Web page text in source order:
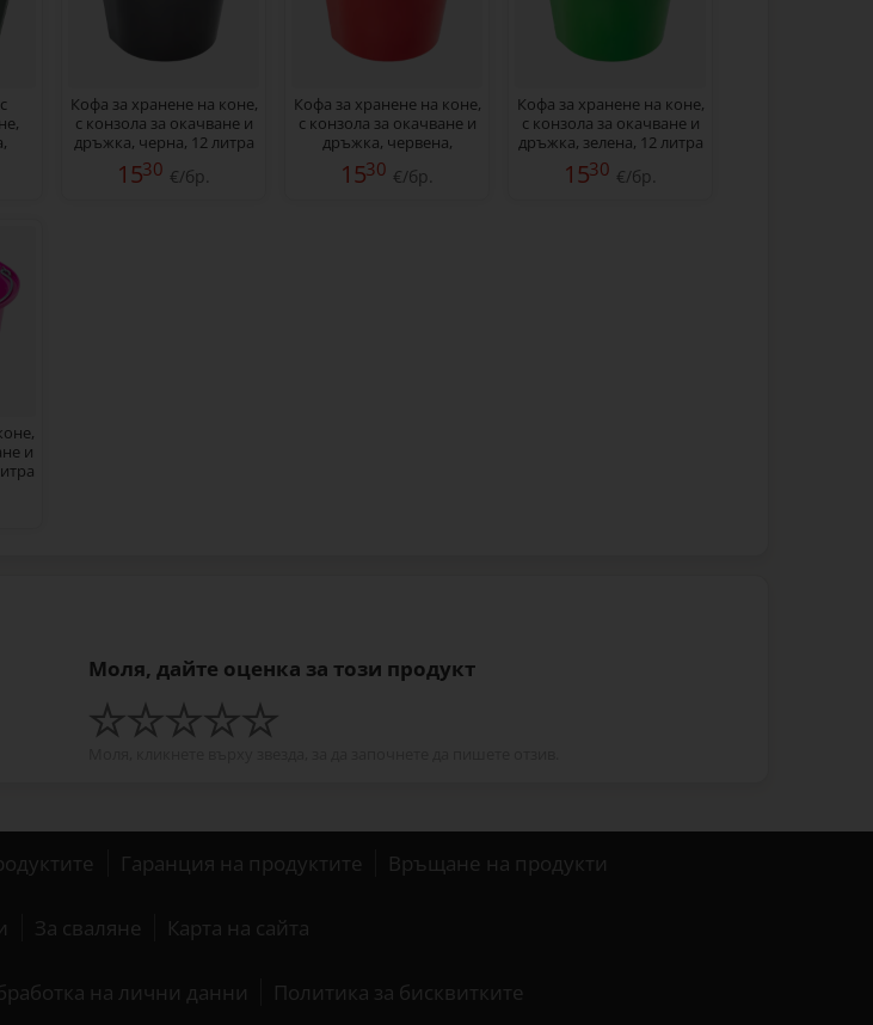
Кофа за хранене на коне,
с конзола за окачване и
дръжка, черна, 12 литра
1530 €/бр.
Кофа за хранене на коне,
с конзола за окачване и
дръжка, червена,
12 литра
1530 €/бр.
Кофа за хранене на коне,
с конзола за окачване и
дръжка, зелена, 12 литра
1530 €/бр.
и
Моля, дайте оценка за този продукт
Гаранция на продуктите Връщане на продукти
За сваляне Карта на сайта
на лични данни Политика за бисквитките